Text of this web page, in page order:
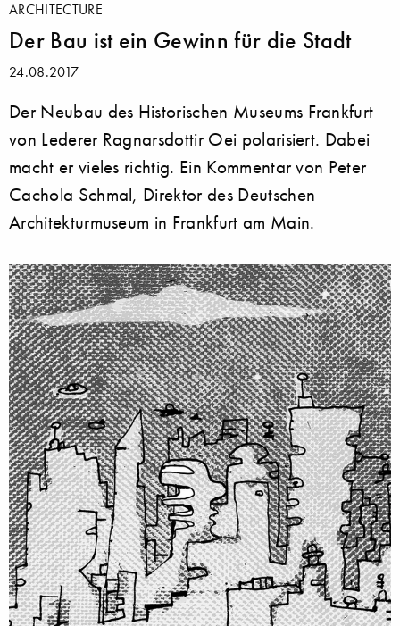
ARCHITECTURE
Der Bau ist ein Gewinn für die Stadt
24.08.2017
Der Neubau des Historischen Museums Frankfurt
von Lederer Ragnarsdottir Oei polarisiert. Dabei
macht er vieles richtig. Ein Kommentar von Peter
Cachola Schmal, Direktor des Deutschen
Architekturmuseum in Frankfurt am Main.